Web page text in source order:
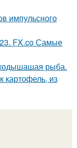
импульсного
FX.co Самые
рыба.
картофель, из